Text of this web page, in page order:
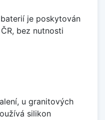
je poskytován
bez nutnosti
u granitových
silikon